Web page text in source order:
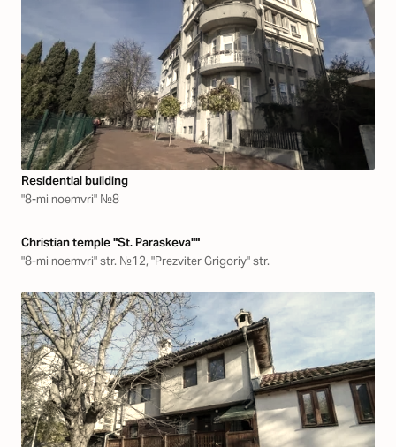
Residential building
"8-mi noemvri" №8
Christian temple "St. Paraskeva""
"8-mi noemvri" str. №12, "Prezviter Grigoriy" str.